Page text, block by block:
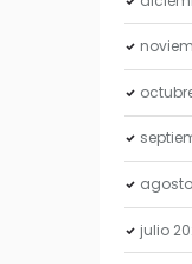
agosto
julio